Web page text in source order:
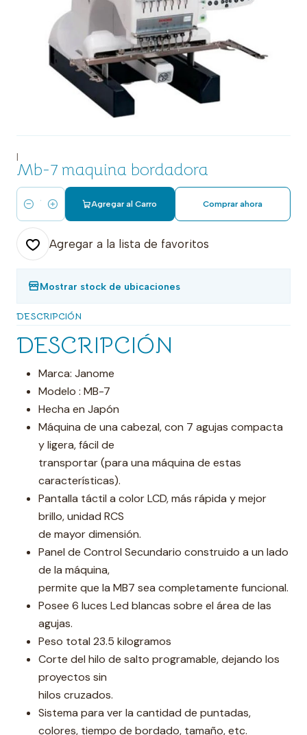
|
Mb-7 maquina bordadora
Cantidad
Agregar al Carro Comprar ahora
Agregar a la lista de favoritos
Mostrar stock de ubicaciones
DESCRIPCIÓN
DESCRIPCIÓN
Marca: Janome
Modelo : MB-7
Hecha en Japón
Máquina de una cabezal, con 7 agujas compacta
y ligera, fácil de
transportar (para una máquina de estas
características).
Pantalla táctil a color LCD, más rápida y mejor
brillo, unidad RCS
de mayor dimensión.
Panel de Control Secundario construido a un lado
de la máquina,
permite que la MB7 sea completamente funcional.
Posee 6 luces Led blancas sobre el área de las
agujas.
Peso total 23.5 kilogramos
Corte del hilo de salto programable, dejando los
proyectos sin
hilos cruzados.
Sistema para ver la cantidad de puntadas,
colores, tiempo de bordado, tamaño, etc.